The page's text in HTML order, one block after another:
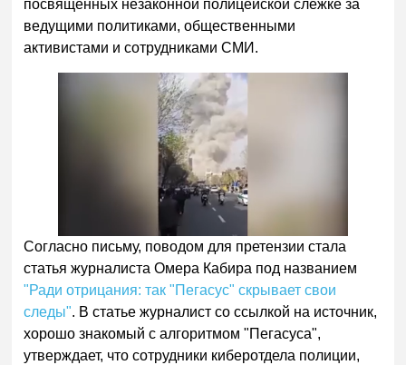
посвященных незаконной полицейской слежке за
ведущими политиками, общественными
активистами и сотрудниками СМИ.
Согласно письму, поводом для претензии стала
статья журналиста Омера Кабира под названием
"Ради отрицания: так "Пегасус" скрывает свои
следы". В статье журналист со ссылкой на источник,
хорошо знакомый с алгоритмом "Пегасуса",
утверждает, что сотрудники киберотдела полиции,